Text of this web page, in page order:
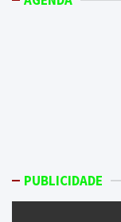
PUBLICIDADE